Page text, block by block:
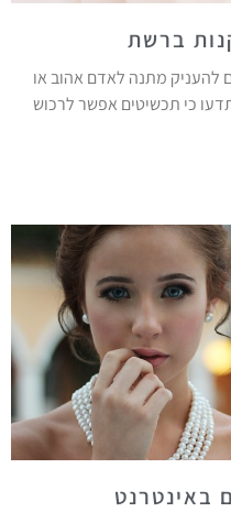
ברשת
להעניק מתנה לאדם אהוב או
כי תכשיטים אפשר לרכוש